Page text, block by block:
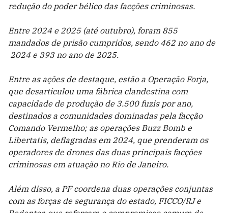
redução do poder bélico das facções criminosas.
Entre 2024 e 2025 (até outubro), foram 855
mandados de prisão cumpridos, sendo 462 no ano de
2024 e 393 no ano de 2025.
Entre as ações de destaque, estão a Operação Forja,
que desarticulou uma fábrica clandestina com
capacidade de produção de 3.500 fuzis por ano,
destinados a comunidades dominadas pela facção
Comando Vermelho; as operações Buzz Bomb e
Libertatis, deflagradas em 2024, que prenderam os
operadores de drones das duas principais facções
criminosas em atuação no Rio de Janeiro.
Além disso, a PF coordena duas operações conjuntas
com as forças de segurança do estado, FICCO/RJ e